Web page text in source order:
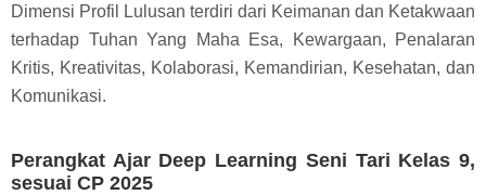
Dimensi Profil Lulusan terdiri dari Keimanan dan Ketakwaan
terhadap Tuhan Yang Maha Esa, Kewargaan, Penalaran
Kritis, Kreativitas, Kolaborasi, Kemandirian, Kesehatan, dan
Komunikasi.
Perangkat Ajar Deep Learning Seni Tari Kelas 9,
sesuai CP 2025